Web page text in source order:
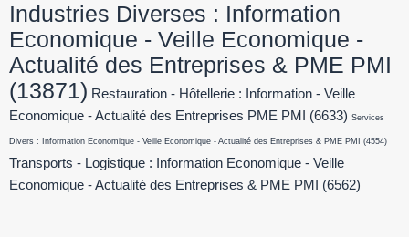
Industries Diverses : Information
Economique - Veille Economique -
Actualité des Entreprises & PME PMI
(13871) Restauration - Hôtellerie : Information - Veille
Economique - Actualité des Entreprises PME PMI
(6633) Services
Divers : Information Economique - Veille Economique - Actualité des Entreprises & PME PMI (4554)
Transports - Logistique : Information Economique - Veille
Economique - Actualité des Entreprises & PME PMI
(6562)